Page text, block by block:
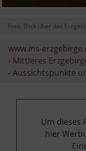
Foto: Blick über das
www.ins-
- Mittleres
-Aussichtspunkte
Um dieses
hier